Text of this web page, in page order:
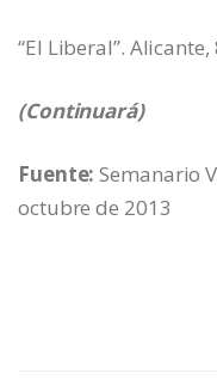
“El Liberal”.
(Continuará)
Fuente: Semanario
octubre de 2013